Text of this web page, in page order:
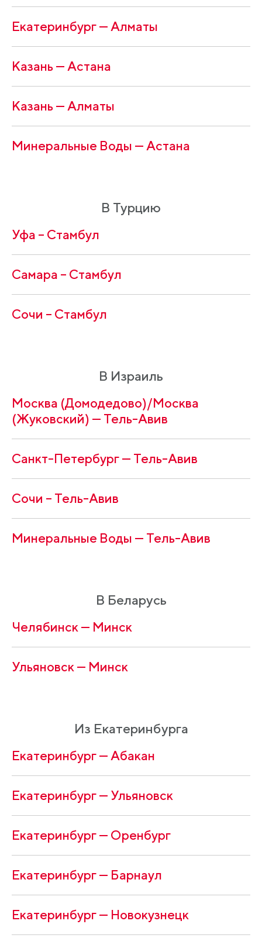
Екатеринбург — Алматы
Казань — Астана
Казань — Алматы
Минеральные Воды — Астана
В Турцию
Уфа – Стамбул
Самара – Стамбул
Сочи – Стамбул
В Израиль
Москва (Домодедово)/Москва
(Жуковский) — Тель-Авив
Санкт-Петербург — Тель-Авив
Сочи – Тель-Авив
Минеральные Воды — Тель-Авив
В Беларусь
Челябинск — Минск
Ульяновск — Минск
Из Екатеринбурга
Екатеринбург — Абакан
Екатеринбург — Ульяновск
Екатеринбург — Оренбург
Екатеринбург — Барнаул
Екатеринбург — Новокузнецк